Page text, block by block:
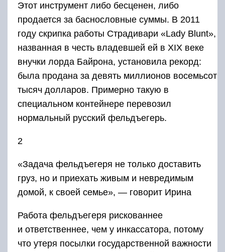
Этот инструмент либо бесценен, либо
продается за баснословные суммы. В 2011
году скрипка работы Страдивари «Lady Blunt»,
названная в честь владевшей ей в ХIХ веке
внучки лорда Байрона, установила рекорд:
была продана за девять миллионов восемьсот
тысяч долларов. Примерно такую в
специальном контейнере перевозил
нормальный русский фельдъегерь.
2
«Задача фельдъегеря не только доставить
груз, но и приехать живым и невредимым
домой, к своей семье», — говорит Ирина
Работа фельдъегеря рискованнее
и ответственнее, чем у инкассатора, потому
что утеря посылки государственной важности